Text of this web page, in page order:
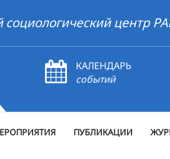
центр
КАЛЕНДАРЬ
событий
ПУБЛИКАЦИИ